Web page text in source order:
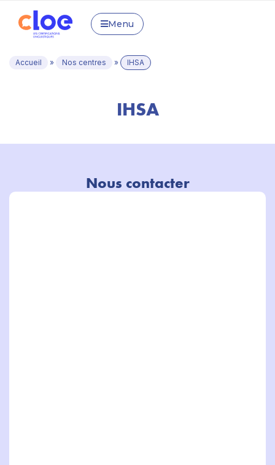
Menu
Accueil » Nos centres » IHSA
IHSA
Nous contacter